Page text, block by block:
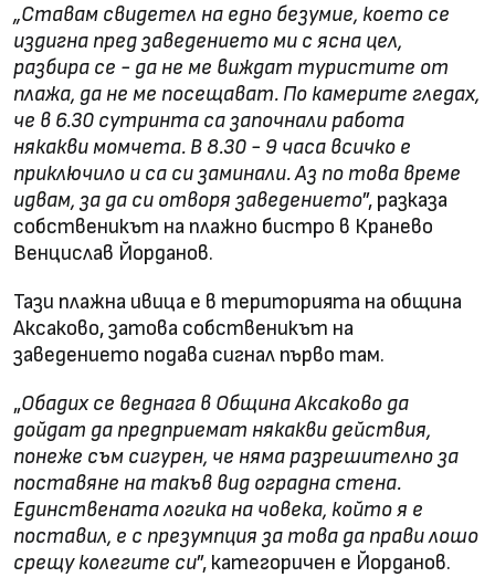
„Ставам свидетел на едно безумие, което се
издигна пред заведението ми с ясна цел,
разбира се - да не ме виждат туристите от
плажа, да не ме посещават. По камерите гледах,
че в 6.30 сутринта са започнали работа
някакви момчета. В 8.30 - 9 часа всичко е
приключило и са си заминали. Аз по това време
идвам, за да си отворя заведението”, разказа
собственикът на плажно бистро в Кранево
Венцислав Йорданов.
Тази плажна ивица е в територията на община
Аксаково, затова собственикът на
заведението подава сигнал първо там.
„Обадих се веднага в Община Аксаково да
дойдат да предприемат някакви действия,
понеже съм сигурен, че няма разрешително за
поставяне на такъв вид оградна стена.
Единствената логика на човека, който я е
поставил, е с презумпция за това да прави лошо
срещу колегите си”, категоричен е Йорданов.